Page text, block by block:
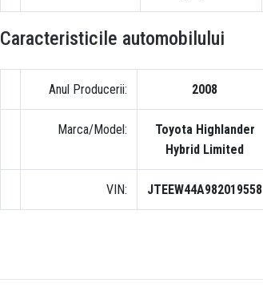
Caracteristicile automobilului
Anul Producerii: 2008
Marca/Model:
Toyota Highlander
Hybrid Limited
VIN: JTEEW44A982019558